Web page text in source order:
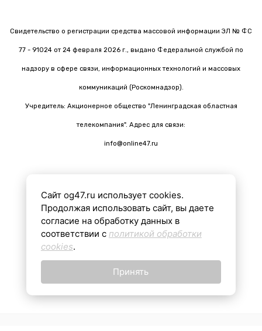
Свидетельство о регистрации средства массовой информации ЭЛ № ФС
77 - 91024 от 24 февраля 2026 г., выдано Федеральной службой по
надзору в сфере связи, информационных технологий и массовых
коммуникаций (Роскомнадзор).
Учредитель: Акционерное общество "Ленинградская областная
телекомпания". Адрес для связи:
info@online47.ru
Все материалы на сайте подготовлены с помощью ИИ
16+
Сайт og47.ru использует cookies.
Продолжая использовать сайт, вы даете
согласие на обработку данных в
соответствии с политикой обработки
cookies.
Принять